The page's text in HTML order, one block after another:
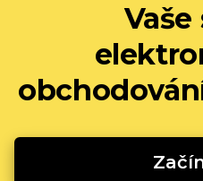
Vaše